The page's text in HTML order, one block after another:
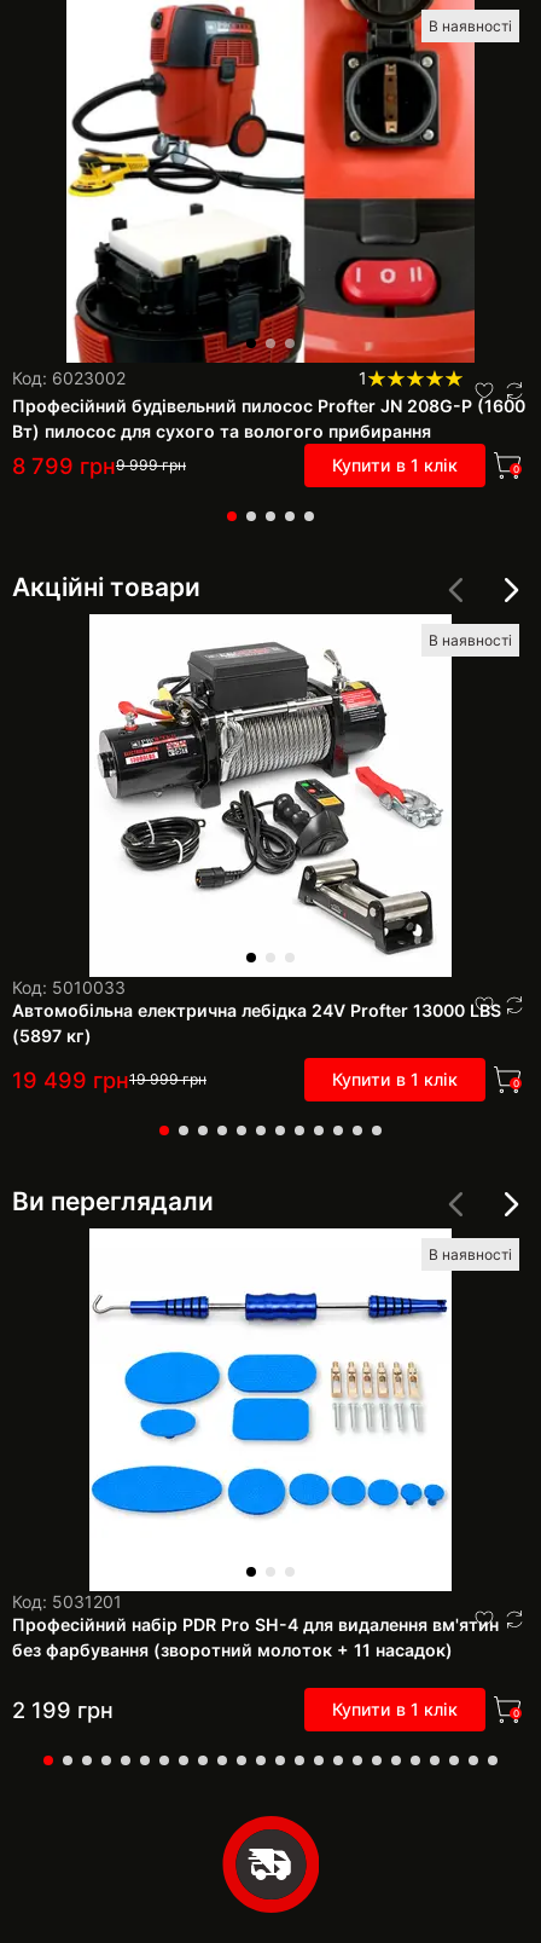
В наявності
Код: 6023002
1
Професійний будівельний пилосос Profter JN 208G-P (1600
Вт) пилосос для сухого та вологого прибирання
8 799 грн9 999грн Купити в 1 клік 0
Акційні товари
В наявності
Код: 5010033
Автомобільна електрична лебідка 24V Profter 13000 LBS
(5897 кг)
19 499 грн19 999грн Купити в 1 клік 0
Ви переглядали
В наявності
Код: 5031201
Професійний набір PDR Pro SH-4 для видалення вм'ятин
без фарбування (зворотний молоток + 11 насадок)
2 199 грн Купити в 1 клік 0